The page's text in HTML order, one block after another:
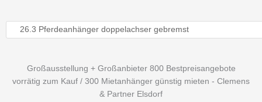
Großausstellung + Großanbieter 800 Bestpreisangebote
vorrätig zum Kauf / 300 Mietanhänger günstig mieten - Clemens
& Partner Elsdorf